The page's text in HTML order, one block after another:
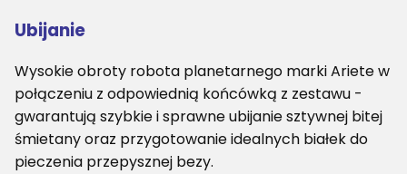
Ubijanie
Wysokie obroty robota planetarnego marki Ariete w
połączeniu z odpowiednią końcówką z zestawu -
gwarantują szybkie i sprawne ubijanie sztywnej bitej
śmietany oraz przygotowanie idealnych białek do
pieczenia przepysznej bezy.